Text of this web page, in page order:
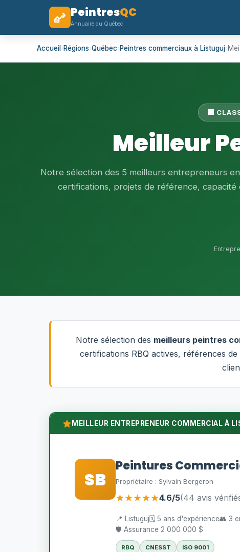
PeintresQC
Annuaire du Québec
Accueil ›Régions›Québec›Peintres commerciaux à Listuguj›
🏢
Meilleur
Notre sélection des 5 meilleurs entrepreneurs
certifications, projets de référence, capacité
Notre sélection des meilleurs peintres
certifications RBQ actives, références
MEILLEUR ENTREPRENEUR COMMERCIAL À
SB
Peintures
Propriétaire : Sylvain Bergeron
★★★★★4.6/5(44 avis
📍 Listuguj🗓️ 5 ans d'expérience👥 3
🛡️ Assurance 2 000 000 $
RBQ CNESST ISO 9001